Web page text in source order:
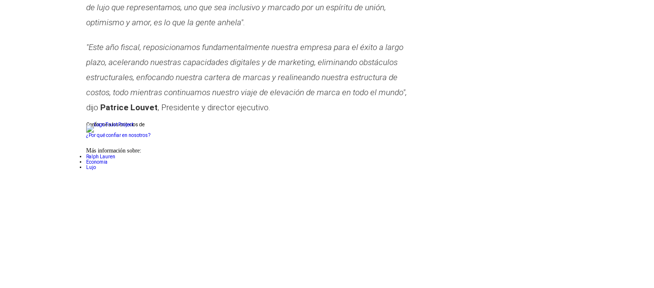
de lujo que representamos, uno que sea inclusivo y marcado por un espíritu de unión,
optimismo y amor, es lo que la gente anhela".
"Este año fiscal, reposicionamos fundamentalmente nuestra empresa para el éxito a largo
plazo, acelerando nuestras capacidades digitales y de marketing, eliminando obstáculos
estructurales, enfocando nuestra cartera de marcas y realineando nuestra estructura de
costos, todo mientras continuamos nuestro viaje de elevación de marca en todo el mundo",
dijo Patrice Louvet, Presidente y director ejecutivo.
Conforme a los criterios de
¿Por qué confiar en nosotros?
Más información sobre:
Ralph Lauren
Economia
Lujo